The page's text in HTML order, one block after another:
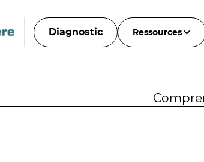
Diagnostic Ressources